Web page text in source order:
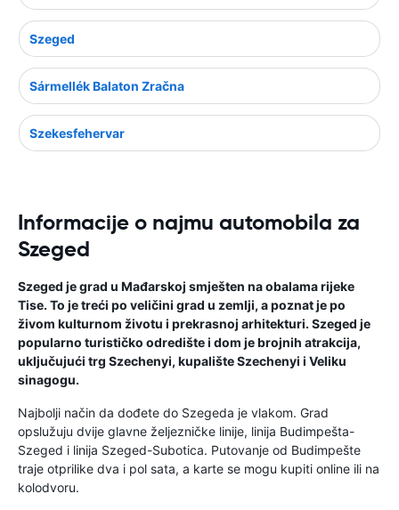
Szeged
Sármellék Balaton Zračna
Szekesfehervar
Informacije o najmu automobila za
Szeged
Szeged je grad u Mađarskoj smješten na obalama rijeke
Tise. To je treći po veličini grad u zemlji, a poznat je po
živom kulturnom životu i prekrasnoj arhitekturi. Szeged je
popularno turističko odredište i dom je brojnih atrakcija,
uključujući trg Szechenyi, kupalište Szechenyi i Veliku
sinagogu.
Najbolji način da dođete do Szegeda je vlakom. Grad
opslužuju dvije glavne željezničke linije, linija Budimpešta-
Szeged i linija Szeged-Subotica. Putovanje od Budimpešte
traje otprilike dva i pol sata, a karte se mogu kupiti online ili na
kolodvoru.